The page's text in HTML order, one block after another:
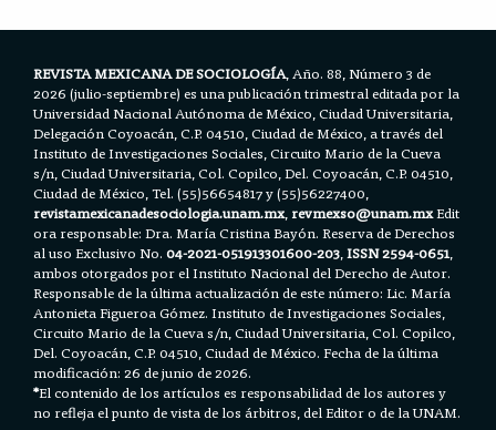
REVISTA MEXICANA DE SOCIOLOGÍA, Año. 88, Número 3 de
2026 (julio-septiembre) es una publicación trimestral editada por la
Universidad Nacional Autónoma de México, Ciudad Universitaria,
Delegación Coyoacán, C.P. 04510, Ciudad de México, a través del
Instituto de Investigaciones Sociales, Circuito Mario de la Cueva
s/n, Ciudad Universitaria, Col. Copilco, Del. Coyoacán, C.P. 04510,
Ciudad de México, Tel. (55)56654817 y (55)56227400,
revistamexicanadesociologia.unam.mx,revmexso@unam.mxEdit
ora responsable: Dra. María Cristina Bayón. Reserva de Derechos
al uso Exclusivo No.04-2021-051913301600-203,ISSN 2594-0651,
ambos otorgados por el Instituto Nacional del Derecho de Autor.
Responsable de la última actualización de este número: Lic. María
Antonieta Figueroa Gómez. Instituto de Investigaciones Sociales,
Circuito Mario de la Cueva s/n, Ciudad Universitaria, Col. Copilco,
Del. Coyoacán, C.P. 04510, Ciudad de México. Fecha de la última
modificación: 26 de junio de 2026.
*El contenido de los artículos es responsabilidad de los autores y
no refleja el punto de vista de los árbitros, del Editor o de la UNAM.